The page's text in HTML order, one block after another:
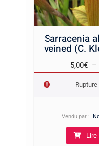
Sarracenia
veined (C.
5,00€ –
Vendu par :
Lire